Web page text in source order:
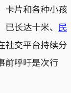
卡片和各种小孩
长达十米、 民
社交平台持续分
前呼吁是次行